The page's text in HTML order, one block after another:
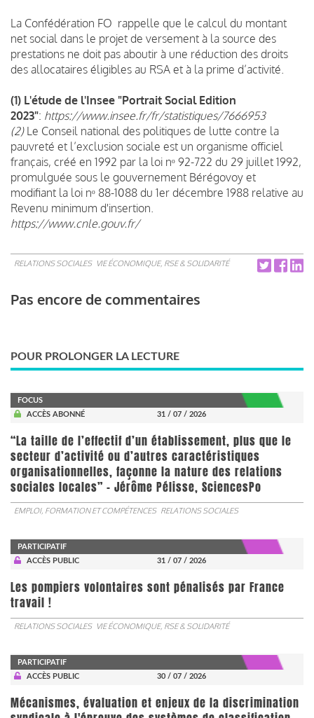
La Confédération FO rappelle que le calcul du montant
net social dans le projet de versement à la source des
prestations ne doit pas aboutir à une réduction des droits
des allocataires éligibles au RSA et à la prime d’activité.
(1) L'étude de l'Insee "Portrait Social Edition
2023": https://www.insee.fr/fr/statistiques/7666953
(2) Le Conseil national des politiques de lutte contre la
pauvreté et l’exclusion sociale est un organisme officiel
français, créé en 1992 par la loi nᵒ 92-722 du 29 juillet 1992,
promulguée sous le gouvernement Bérégovoy et
modifiant la loi nᵒ 88-1088 du 1er décembre 1988 relative au
Revenu minimum d'insertion.
https://www.cnle.gouv.fr/
RELATIONS SOCIALES VIE ÉCONOMIQUE, RSE & SOLIDARITÉ
Pas encore de commentaires
POUR PROLONGER LA LECTURE
FOCUS
ACCÈS ABONNÉ
31 / 07 / 2026
“La taille de l’effectif d’un établissement, plus que le
secteur d’activité ou d’autres caractéristiques
organisationnelles, façonne la nature des relations
sociales locales” - Jérôme Pélisse, SciencesPo
EMPLOI, FORMATION ET COMPÉTENCES RELATIONS SOCIALES
PARTICIPATIF
ACCÈS PUBLIC
31 / 07 / 2026
Les pompiers volontaires sont pénalisés par France
travail !
RELATIONS SOCIALES VIE ÉCONOMIQUE, RSE & SOLIDARITÉ
PARTICIPATIF
ACCÈS PUBLIC
30 / 07 / 2026
Mécanismes, évaluation et enjeux de la discrimination